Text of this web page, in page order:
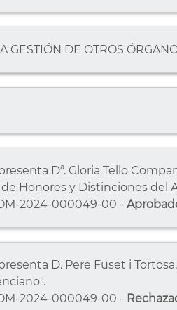
GESTIÓN DE OTROS
Dª. Gloria Tello
Honores y Distinciones del
2024-000049-00 -
D. Pere Fuset i
2024-000049-00 -